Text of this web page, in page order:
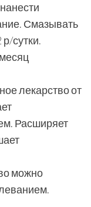
Смазывать
сутки.
лекарство от
Расширяет
можно